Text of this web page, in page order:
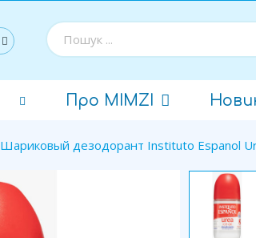
Про MIMZI
Шариковый дезодорант Instituto Espanol